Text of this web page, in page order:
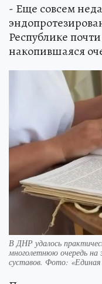
- Еще совсем
Республике
накопившаяся
В ДНР удалось
многолетнюю очередь на
суставов. Фото: «Единая